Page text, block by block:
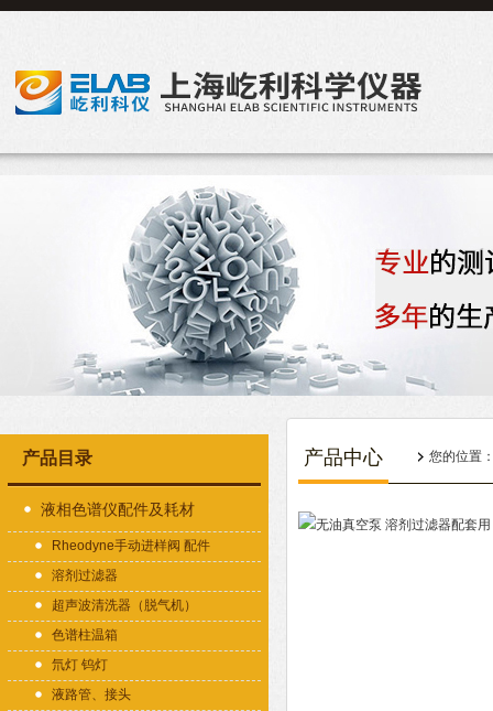
产品目录
液相色谱仪配件及耗材
Rheodyne手动进样阀 配件
溶剂过滤器
超声波清洗器（脱气机）
色谱柱温箱
氘灯 钨灯
液路管、接头
产品中心 您的位置